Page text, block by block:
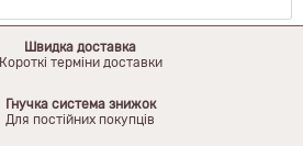
Швидка доставка
Короткі терміни доставки
Гнучка система знижок
Для постійних покупців